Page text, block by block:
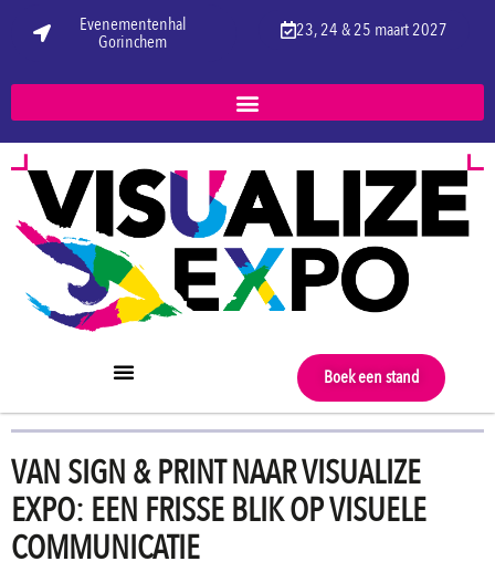
Evenementenhal
Gorinchem
23, 24 & 25 maart 2027
Boek een stand
VAN SIGN & PRINT NAAR VISUALIZE
EXPO: EEN FRISSE BLIK OP VISUELE
COMMUNICATIE